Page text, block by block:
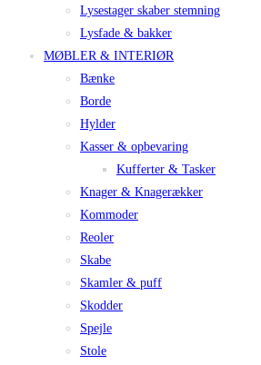
Lysestager skaber stemning
Lysfade & bakker
MØBLER & INTERIØR
Bænke
Borde
Hylder
Kasser & opbevaring
Kufferter & Tasker
Knager & Knagerækker
Kommoder
Reoler
Skabe
Skamler & puff
Skodder
Spejle
Stole